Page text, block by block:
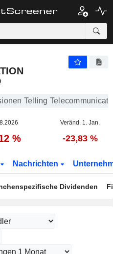
Telling
Veränd. 1. Jan.
% -23,83 %
Nachrichten
Dividenden